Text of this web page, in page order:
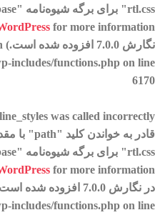
نگارش 7.0.0 افزوده شده است.) in
includes/functions.php on line
6170
was called incorrectly
در نگارش 7.0.0 افزوده شده است.) in
includes/functions.php on line